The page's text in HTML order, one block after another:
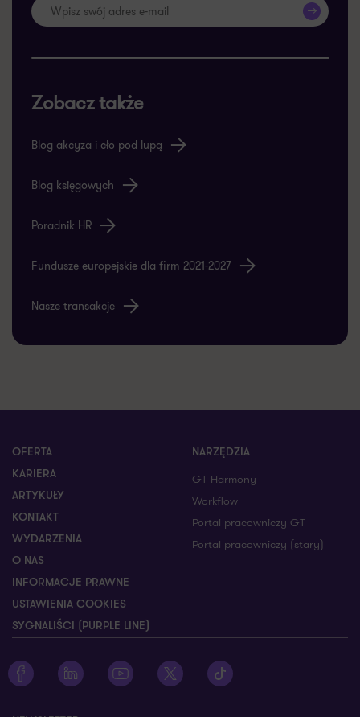
>>
Zobacz także
Blog akcyza i cło pod lupą
Blog księgowych
Poradnik HR
Fundusze europejskie dla firm 2021-2027
Nasze transakcje
OFERTA
KARIERA
ARTYKUŁY
KONTAKT
WYDARZENIA
O NAS
INFORMACJE PRAWNE
USTAWIENIA COOKIES
SYGNALIŚCI (PURPLE LINE)
NARZĘDZIA
GT Harmony
Workflow
Portal pracowniczy GT
Portal pracowniczy (stary)
Zobacz profil Grant Thornton na Facebooku
Zobacz profil Grant Thornton na LinkedIn
Zobacz profil Grant Thornton na YouTube
Zobacz profil Grant Thornton na X
Zobacz profil Grant